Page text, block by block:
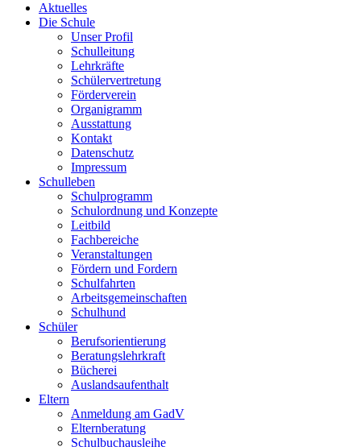
Aktuelles
Die Schule
Unser Profil
Schulleitung
Lehrkräfte
Schülervertretung
Förderverein
Organigramm
Ausstattung
Kontakt
Datenschutz
Impressum
Schulleben
Schulprogramm
Schulordnung und Konzepte
Leitbild
Fachbereiche
Veranstaltungen
Fördern und Fordern
Schulfahrten
Arbeitsgemeinschaften
Schulhund
Schüler
Berufsorientierung
Beratungslehrkraft
Bücherei
Auslandsaufenthalt
Eltern
Anmeldung am GadV
Elternberatung
Schulbuchausleihe